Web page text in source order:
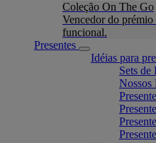
Coleção On The Go
Vencedor do
funcional.
Presentes
Idéias para
Sets de
Nossos